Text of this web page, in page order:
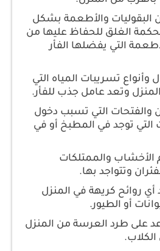
البقوليات والأطعمة بشكل
الغلق للحفاظ عليها من
التي يفضلها الفأر
تسريبات المياه التي
وتعد عامل جذب للفأر.
والفتحات التي تسبب دخول
التي توجد في المطبخ أو في
الأخشاب والممتلكات
وتتواجد بها.
روائح كريهة في المنزل
أو الطيور.
على طرد العرسة من المنزل